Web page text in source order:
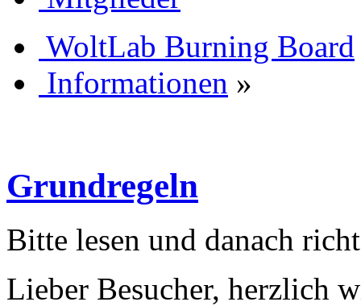
WoltLab Burning Board
Informationen »
Grundregeln
Bitte lesen und danach
Lieber Besucher, herzlich